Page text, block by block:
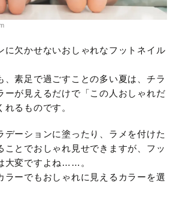
に欠かせないおしゃれなフットネイル
、素足で過ごすことの多い夏は、チラ
ーが見えるだけで「この人おしゃれだ
るものです。
デーションに塗ったり、ラメを付けた
ことでおしゃれ見せできますが、フッ
大変ですよね……。
ラーでもおしゃれに見えるカラーを選